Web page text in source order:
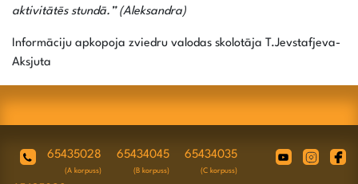
aktivitātēs stundā.” (Aleksandra)
Informāciju apkopoja zviedru valodas skolotāja T.Jevstafjeva-
Aksjuta
65435028
(A korpuss)
65434045
(B korpuss)
65434035
(C korpuss)